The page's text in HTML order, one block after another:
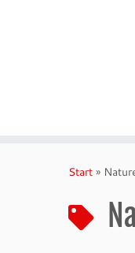
Start »